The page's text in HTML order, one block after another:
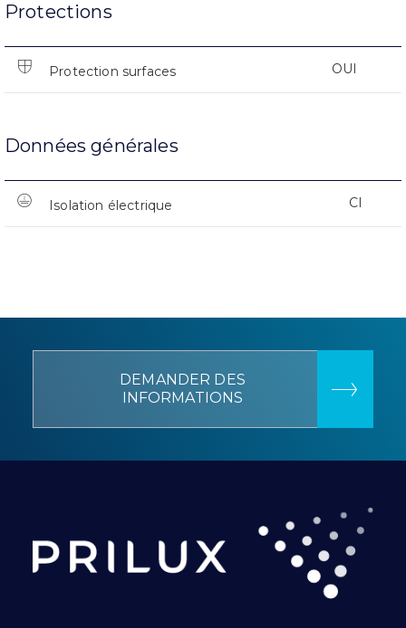
Protections
Protection surfaces OUI
Données générales
Isolation électrique CI
DEMANDER DES
INFORMATIONS